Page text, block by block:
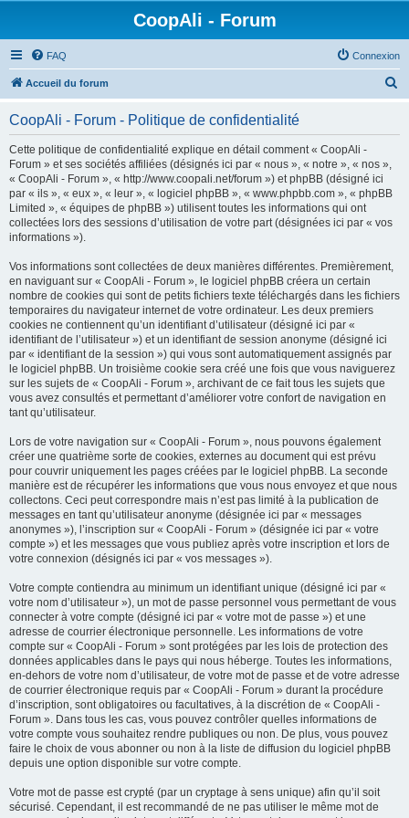
CoopAli - Forum
FAQ Connexion
Accueil du forum
CoopAli - Forum - Politique de confidentialité
Cette politique de confidentialité explique en détail comment « CoopAli -
Forum » et ses sociétés affiliées (désignés ici par « nous », « notre », « nos »,
« CoopAli - Forum », « http://www.coopali.net/forum ») et phpBB (désigné ici
par « ils », « eux », « leur », « logiciel phpBB », « www.phpbb.com », « phpBB
Limited », « équipes de phpBB ») utilisent toutes les informations qui ont
collectées lors des sessions d’utilisation de votre part (désignées ici par « vos
informations »).
Vos informations sont collectées de deux manières différentes. Premièrement,
en naviguant sur « CoopAli - Forum », le logiciel phpBB créera un certain
nombre de cookies qui sont de petits fichiers texte téléchargés dans les fichiers
temporaires du navigateur internet de votre ordinateur. Les deux premiers
cookies ne contiennent qu’un identifiant d’utilisateur (désigné ici par «
identifiant de l’utilisateur ») et un identifiant de session anonyme (désigné ici
par « identifiant de la session ») qui vous sont automatiquement assignés par
le logiciel phpBB. Un troisième cookie sera créé une fois que vous naviguerez
sur les sujets de « CoopAli - Forum », archivant de ce fait tous les sujets que
vous avez consultés et permettant d’améliorer votre confort de navigation en
tant qu’utilisateur.
Lors de votre navigation sur « CoopAli - Forum », nous pouvons également
créer une quatrième sorte de cookies, externes au document qui est prévu
pour couvrir uniquement les pages créées par le logiciel phpBB. La seconde
manière est de récupérer les informations que vous nous envoyez et que nous
collectons. Ceci peut correspondre mais n’est pas limité à la publication de
messages en tant qu’utilisateur anonyme (désignée ici par « messages
anonymes »), l’inscription sur « CoopAli - Forum » (désignée ici par « votre
compte ») et les messages que vous publiez après votre inscription et lors de
votre connexion (désignés ici par « vos messages »).
Votre compte contiendra au minimum un identifiant unique (désigné ici par «
votre nom d’utilisateur »), un mot de passe personnel vous permettant de vous
connecter à votre compte (désigné ici par « votre mot de passe ») et une
adresse de courrier électronique personnelle. Les informations de votre
compte sur « CoopAli - Forum » sont protégées par les lois de protection des
données applicables dans le pays qui nous héberge. Toutes les informations,
en-dehors de votre nom d’utilisateur, de votre mot de passe et de votre adresse
de courrier électronique requis par « CoopAli - Forum » durant la procédure
d’inscription, sont obligatoires ou facultatives, à la discrétion de « CoopAli -
Forum ». Dans tous les cas, vous pouvez contrôler quelles informations de
votre compte vous souhaitez rendre publiques ou non. De plus, vous pouvez
faire le choix de vous abonner ou non à la liste de diffusion du logiciel phpBB
depuis une option disponible sur votre compte.
Votre mot de passe est crypté (par un cryptage à sens unique) afin qu’il soit
sécurisé. Cependant, il est recommandé de ne pas utiliser le même mot de